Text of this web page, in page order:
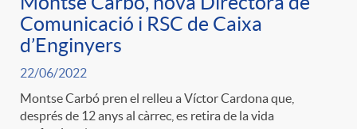
g
o
Comunicació i RSC de Caixa
d’Enginyers
22/06/2022
Montse Carbó pren el relleu a Víctor Cardona que,
després de 12 anys al càrrec, es retira de la vida